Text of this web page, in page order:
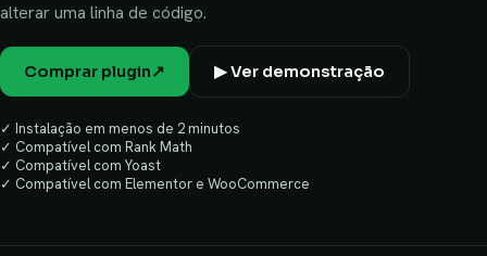
alterar uma linha de código.
Comprar plugin↗ ▶ Ver demonstração
✓ Instalação em menos de 2 minutos
✓ Compatível com Rank Math
✓ Compatível com Yoast
✓ Compatível com Elementor e WooCommerce